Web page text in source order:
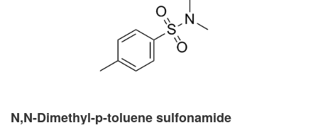
N,N-Dimethyl-p-toluene sulfonamide